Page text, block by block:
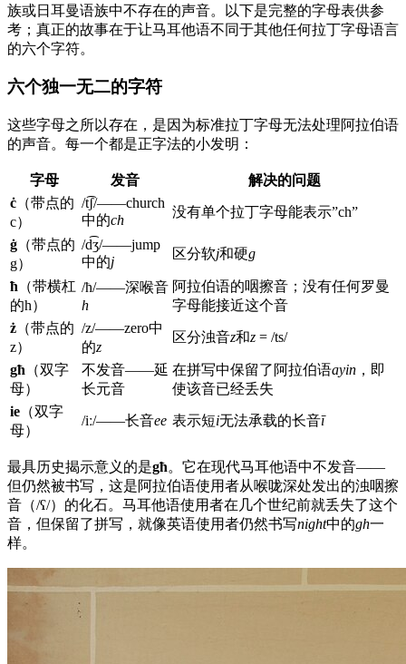
族或日耳曼语族中不存在的声音。以下是完整的字母表供参
考；真正的故事在于让马耳他语不同于其他任何拉丁字母语言
的六个字符。
六个独一无二的字符
这些字母之所以存在，是因为标准拉丁字母无法处理阿拉伯语
的声音。每一个都是正字法的小发明：
字母 发音
解决的问题
ċ （带点的
c）
/t͡ʃ/——church
中的ch
没有单个拉丁字母能表示”ch”
ġ （带点的
g）
/d͡ʒ/——jump
中的j
区分软j和硬g
ħ （带横杠
的h）
/ħ/——深喉音
h
阿拉伯语的咽擦音；没有任何罗曼
字母能接近这个音
ż （带点的
z）
/z/——zero中
的z
区分浊音z和z = /ts/
għ （双字
母）
不发音——延
长元音
在拼写中保留了阿拉伯语ayin ，即
使该音已经丢失
ie （双字
母）
/iː/——长音ee 表示短i无法承载的长音ī
最具历史揭示意义的是għ。它在现代马耳他语中不发音——
但仍然被书写，这是阿拉伯语使用者从喉咙深处发出的浊咽擦
音（/ʕ/）的化石。马耳他语使用者在几个世纪前就丢失了这个
音，但保留了拼写，就像英语使用者仍然书写night中的gh一
样。